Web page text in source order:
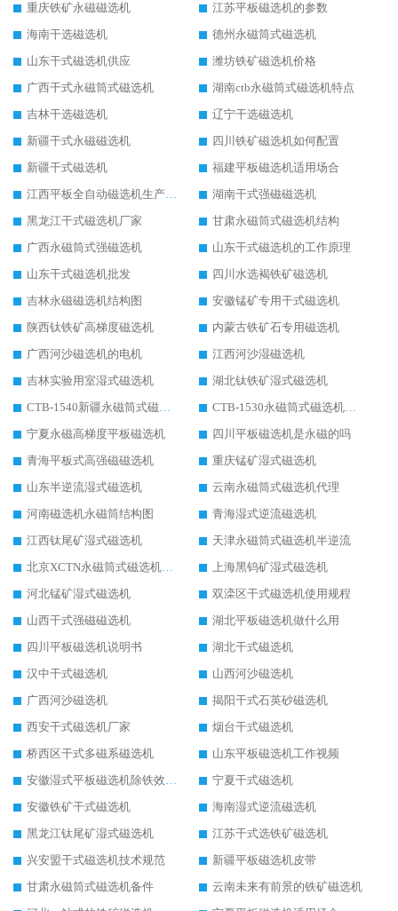
重庆铁矿永磁磁选机
江苏平板磁选机的参数
海南干选磁选机
德州永磁筒式磁选机
山东干式磁选机供应
潍坊铁矿磁选机价格
广西干式永磁筒式磁选机
湖南ctb永磁筒式磁选机特点
吉林干选磁选机
辽宁干选磁选机
新疆干式永磁磁选机
四川铁矿磁选机如何配置
新疆干式磁选机
福建平板磁选机适用场合
江西平板全自动磁选机生产厂家
湖南干式强磁磁选机
黑龙江干式磁选机厂家
甘肃永磁筒式磁选机结构
广西永磁筒式强磁选机
山东干式磁选机的工作原理
山东干式磁选机批发
四川水选褐铁矿磁选机
吉林永磁磁选机结构图
安徽锰矿专用干式磁选机
陕西钛铁矿高梯度磁选机
内蒙古铁矿石专用磁选机
广西河沙磁选机的电机
江西河沙湿磁选机
吉林实验用室湿式磁选机
湖北钛铁矿湿式磁选机
CTB-1540新疆永磁筒式磁选机
CTB-1530永磁筒式磁选机代理商
宁夏永磁高梯度平板磁选机
四川平板磁选机是永磁的吗
青海平板式高强磁磁选机
重庆锰矿湿式磁选机
山东半逆流湿式磁选机
云南永磁筒式磁选机代理
河南磁选机永磁筒结构图
青海湿式逆流磁选机
江西钛尾矿湿式磁选机
天津永磁筒式磁选机半逆流
北京XCTN永磁筒式磁选机磁块位置
上海黑钨矿湿式磁选机
河北锰矿湿式磁选机
双滦区干式磁选机使用规程
山西干式强磁磁选机
湖北平板磁选机做什么用
四川平板磁选机说明书
湖北干式磁选机
汉中干式磁选机
山西河沙磁选机
广西河沙磁选机
揭阳干式石英砂磁选机
西安干式磁选机厂家
烟台干式磁选机
桥西区干式多磁系磁选机
山东平板磁选机工作视频
安徽湿式平板磁选机除铁效果怎么样
宁夏干式磁选机
安徽铁矿干式磁选机
海南湿式逆流磁选机
黑龙江钛尾矿湿式磁选机
江苏干式选铁矿磁选机
兴安盟干式磁选机技术规范
新疆平板磁选机皮带
甘肃永磁筒式磁选机备件
云南未来有前景的铁矿磁选机